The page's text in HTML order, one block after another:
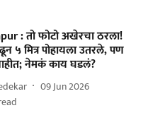
: तो फोटो अखेरचा ठरला!
५ मित्र पोहायला उतरले, पण
नेमकं काय घडलं?
09 Jun 2026